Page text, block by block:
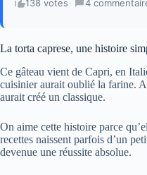
138 votes · 4
La torta caprese, une histoire
Ce gâteau vient de Capri, en
cuisinier aurait oublié la farine.
aurait créé un classique.
On aime cette histoire parce
recettes naissent parfois d’un
devenue une réussite absolue.